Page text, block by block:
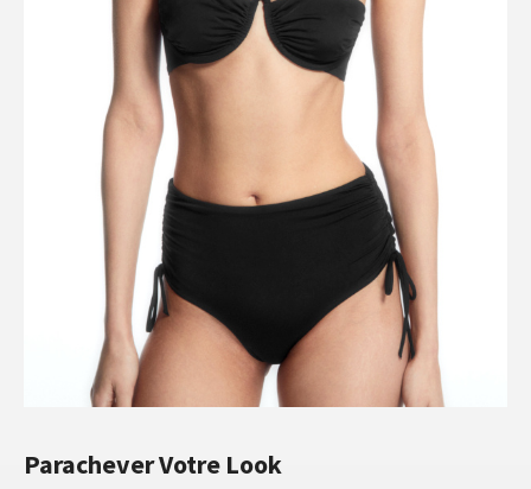
Parachever Votre Look